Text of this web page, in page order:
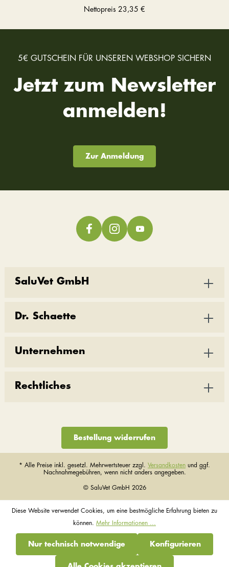
Nettopreis 23,35 €
5€ GUTSCHEIN FÜR UNSEREN WEBSHOP SICHERN
Jetzt zum Newsletter
anmelden!
Zur Anmeldung
SaluVet GmbH
Dr. Schaette
Unternehmen
Rechtliches
Bestellung widerrufen
* Alle Preise inkl. gesetzl. Mehrwertsteuer zzgl. Versandkosten und ggf.
Nachnahmegebühren, wenn nicht anders angegeben.
© SaluVet GmbH 2026
Diese Website verwendet Cookies, um eine bestmögliche Erfahrung bieten zu
können. Mehr Informationen ...
Nur technisch notwendige Konfigurieren